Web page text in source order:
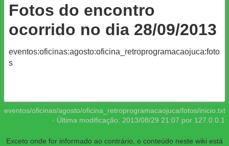
Fotos do encontro
ocorrido no dia 28/09/2013
eventos:oficinas:agosto:oficina_retroprogramacaojuca:foto
s
eventos/oficinas/agosto/oficina_retroprogramacaojuca/fotos/inicio.txt
· Última modificação: 2013/08/29 21:07 por 127.0.0.1
Exceto onde for informado ao contrário, o conteúdo neste wiki está